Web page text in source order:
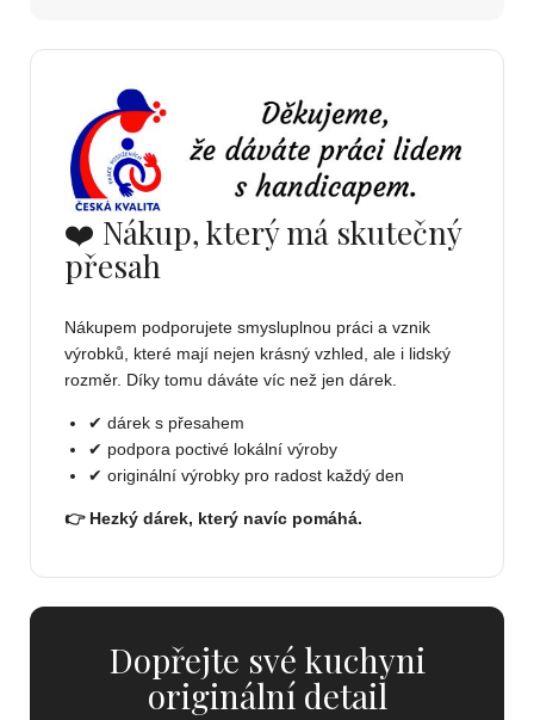
❤️ Nákup, který má skutečný
přesah
Nákupem podporujete smysluplnou práci a vznik
výrobků, které mají nejen krásný vzhled, ale i lidský
rozměr. Díky tomu dáváte víc než jen dárek.
✔ dárek s přesahem
✔ podpora poctivé lokální výroby
✔ originální výrobky pro radost každý den
👉 Hezký dárek, který navíc pomáhá.
Dopřejte své kuchyni
originální detail